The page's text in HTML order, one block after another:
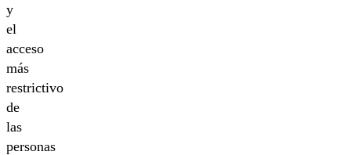
y
el
acceso
más
restrictivo
de
las
personas